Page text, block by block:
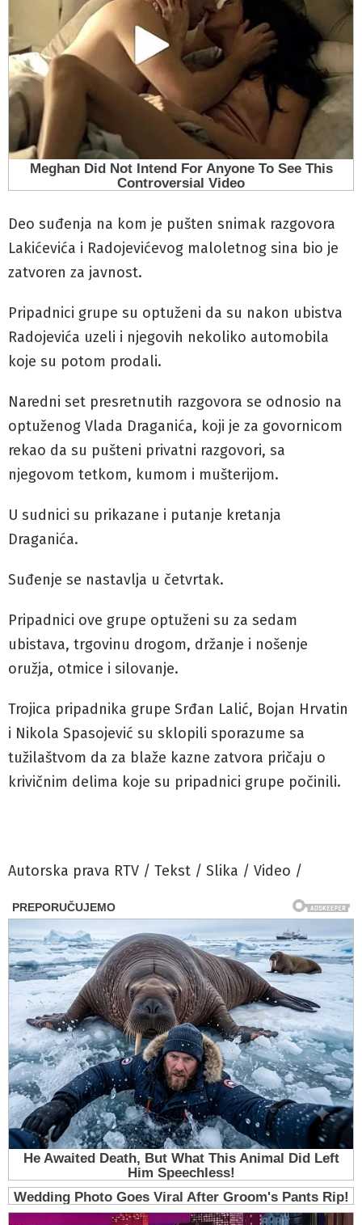
Deo suđenja na kom je pušten snimak razgovora
Lakićevića i Radojevićevog maloletnog sina bio je
zatvoren za javnost.
Pripadnici grupe su optuženi da su nakon ubistva
Radojevića uzeli i njegovih nekoliko automobila
koje su potom prodali.
Naredni set presretnutih razgovora se odnosio na
optuženog Vlada Draganića, koji je za govornicom
rekao da su pušteni privatni razgovori, sa
njegovom tetkom, kumom i mušterijom.
U sudnici su prikazane i putanje kretanja
Draganića.
Suđenje se nastavlja u četvrtak.
Pripadnici ove grupe optuženi su za sedam
ubistava, trgovinu drogom, držanje i nošenje
oružja, otmice i silovanje.
Trojica pripadnika grupe Srđan Lalić, Bojan Hrvatin
i Nikola Spasojević su sklopili sporazume sa
tužilaštvom da za blaže kazne zatvora pričaju o
krivičnim delima koje su pripadnici grupe počinili.
Autorska prava RTV / Tekst / Slika / Video /